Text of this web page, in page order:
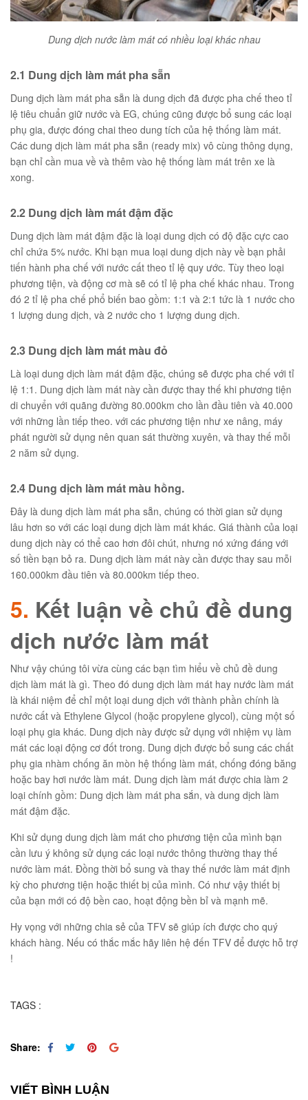
Dung dịch nước làm mát có nhiều loại khác nhau
2.1 Dung dịch làm mát pha sẵn
Dung dịch làm mát pha sẵn là dung dịch đã được pha chế theo tỉ
lệ tiêu chuẩn giữ nước và EG, chúng cũng được bổ sung các loại
phụ gia, được đóng chai theo dung tích của hệ thống làm mát.
Các dung dịch làm mát pha sẵn (ready mix) vô cùng thông dụng,
bạn chỉ cần mua về và thêm vào hệ thống làm mát trên xe là
xong.
2.2 Dung dịch làm mát đậm đặc
Dung dịch làm mát đậm đặc là loại dung dịch có độ đặc cực cao
chỉ chứa 5% nước. Khi bạn mua loại dung dịch này về bạn phải
tiến hành pha chế với nước cất theo tỉ lệ quy ước. Tùy theo loại
phương tiện, và động cơ mà sẽ có tỉ lệ pha chế khác nhau. Trong
đó 2 tỉ lệ pha chế phổ biến bao gồm: 1:1 và 2:1 tức là 1 nước cho
1 lượng dung dịch, và 2 nước cho 1 lượng dung dịch.
2.3 Dung dịch làm mát màu đỏ
Là loại dung dịch làm mát đậm đặc, chúng sẽ được pha chế với tỉ
lệ 1:1. Dung dịch làm mát này cần được thay thế khi phương tiện
di chuyển với quãng đường 80.000km cho lần đầu tiên và 40.000
với những lần tiếp theo. với các phương tiện như xe nâng, máy
phát người sử dụng nên quan sát thường xuyên, và thay thế mỗi
2 năm sử dụng.
2.4 Dung dịch làm mát màu hồng.
Đây là dung dịch làm mát pha sẵn, chúng có thời gian sử dụng
lâu hơn so với các loại dung dịch làm mát khác. Giá thành của loại
dung dịch này có thể cao hơn đôi chút, nhưng nó xứng đáng với
số tiền bạn bỏ ra. Dung dịch làm mát này cần được thay sau mỗi
160.000km đầu tiên và 80.000km tiếp theo.
5. Kết luận về chủ đề dung
dịch nước làm mát
Như vậy chúng tôi vừa cùng các bạn tìm hiểu về chủ đề dung
dịch làm mát là gì. Theo đó dung dịch làm mát hay nước làm mát
là khái niệm để chỉ một loại dung dịch với thành phần chính là
nước cất và Ethylene Glycol (hoặc propylene glycol), cùng một số
loại phụ gia khác. Dung dịch này được sử dụng với nhiệm vụ làm
mát các loại động cơ đốt trong. Dung dịch được bổ sung các chất
phụ gia nhàm chống ăn mòn hệ thống làm mát, chống đóng băng
hoặc bay hơi nước làm mát. Dung dịch làm mát được chia làm 2
loại chính gồm: Dung dịch làm mát pha sắn, và dung dịch làm
mát đậm đặc.
Khi sử dụng dung dịch làm mát cho phương tiện của mình bạn
cần lưu ý không sử dụng các loại nước thông thường thay thế
nước làm mát. Đồng thời bổ sung và thay thế nước làm mát định
kỳ cho phương tiện hoặc thiết bị của mình. Có như vậy thiết bị
của bạn mới có độ bền cao, hoạt động bền bỉ và mạnh mẽ.
Hy vọng với những chia sẻ của TFV sẽ giúp ích được cho quý
khách hàng. Nếu có thắc mắc hãy liên hệ đến TFV để được hỗ trợ
!
TAGS :
Share:
VIẾT BÌNH LUẬN